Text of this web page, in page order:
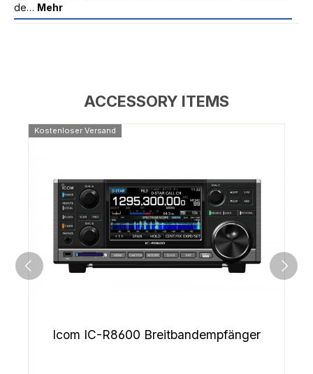
de… Mehr
ACCESSORY ITEMS
Kostenloser Versand
Icom IC-R8600 Breitbandempfänger